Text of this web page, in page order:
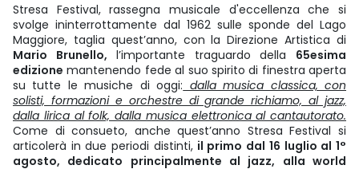
Stresa Festival, rassegna musicale d'eccellenza che si
svolge ininterrottamente dal 1962 sulle sponde del Lago
Maggiore, taglia quest’anno, con la Direzione Artistica di
Mario Brunello, l’importante traguardo della 65esima
edizione mantenendo fede al suo spirito di finestra aperta
su tutte le musiche di oggi: dalla musica classica, con
solisti, formazioni e orchestre di grande richiamo, al jazz,
dalla lirica al folk, dalla musica elettronica al cantautorato.
Come di consueto, anche quest’anno Stresa Festival si
articolerà in due periodi distinti,il primo dal 16 luglio al 1°
agosto, dedicato principalmente al jazz, alla world